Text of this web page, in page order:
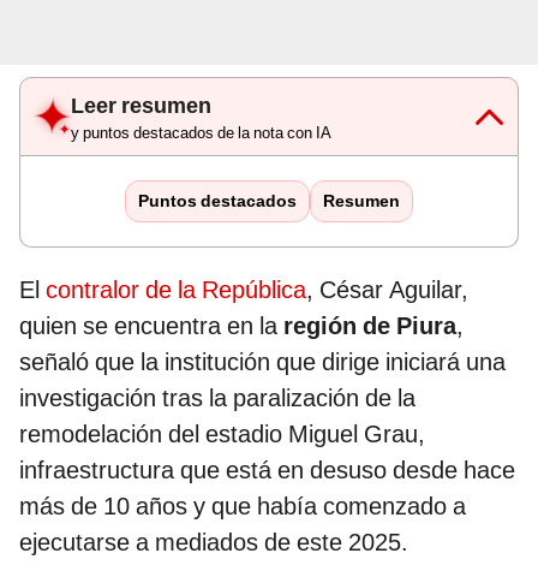
Leer resumen
y puntos destacados de la nota con IA
Puntos destacados Resumen
El contralor de la República, César Aguilar,
quien se encuentra en la región de Piura,
señaló que la institución que dirige iniciará una
investigación tras la paralización de la
remodelación del estadio Miguel Grau,
infraestructura que está en desuso desde hace
más de 10 años y que había comenzado a
ejecutarse a mediados de este 2025.